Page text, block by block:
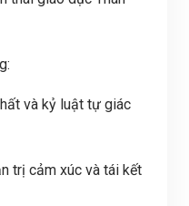
và kỷ luật tự giác
trị cảm xúc và tái kết